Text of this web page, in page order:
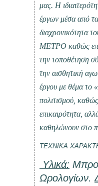
μας. Η
έργων μέσα από
διαχρονικότητα
ΜΕΤΡΟ καθώς
την τοποθέτηση
την αισθητική
έργου με θέμα το
πολιτισμού,
επικαιρότητα,
καθηλώνουν στο
ΤΕΧΝΙΚΑ
Υλικά:
Ωρολογίων.